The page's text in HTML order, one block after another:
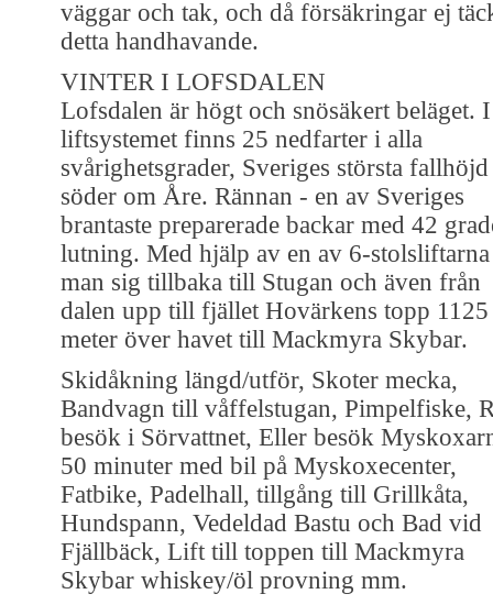
väggar och tak, och då försäkringar ej
detta handhavande.
VINTER I LOFSDALEN
Lofsdalen är högt och snösäkert beläget. I
liftsystemet finns 25 nedfarter i alla
svårighetsgrader, Sveriges största fallhöjd
söder om Åre. Rännan - en av Sveriges
brantaste preparerade backar med 42
lutning. Med hjälp av en av 6-
man sig tillbaka till Stugan och även från
dalen upp till fjället Hovärkens topp 1125
meter över havet till Mackmyra Skybar.
Skidåkning längd/utför, Skoter mecka,
Bandvagn till våffelstugan, Pimpelfiske,
besök i Sörvattnet, Eller besök
50 minuter med bil på Myskoxecenter,
Fatbike, Padelhall, tillgång till Grillkåta,
Hundspann, Vedeldad Bastu och Bad vid
Fjällbäck, Lift till toppen till Mackmyra
Skybar whiskey/öl provning mm.